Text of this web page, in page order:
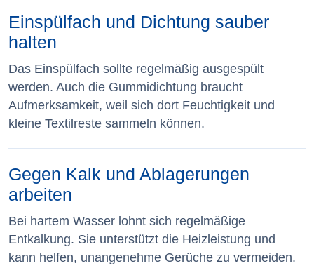
Einspülfach und Dichtung sauber
halten
Das Einspülfach sollte regelmäßig ausgespült
werden. Auch die Gummidichtung braucht
Aufmerksamkeit, weil sich dort Feuchtigkeit und
kleine Textilreste sammeln können.
Gegen Kalk und Ablagerungen
arbeiten
Bei hartem Wasser lohnt sich regelmäßige
Entkalkung. Sie unterstützt die Heizleistung und
kann helfen, unangenehme Gerüche zu vermeiden.